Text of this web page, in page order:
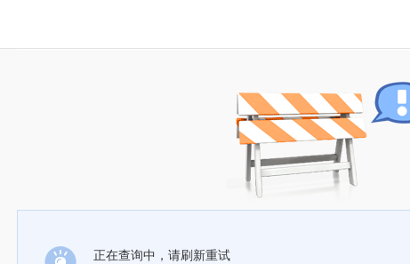
正在查询中，请刷新重试